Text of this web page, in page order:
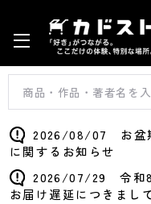
2026/08/07 お盆
に関するお知らせ
2026/07/29 令和8
お届け遅延につきまし